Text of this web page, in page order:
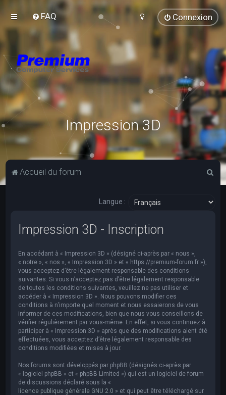
FAQ Connexion
Impression 3D
Accueil du forum
Langue :
Impression 3D - Inscription
En accédant à « Impression 3D » (désigné ci-après par « nous »,
« notre », « nos », « Impression 3D » et « https://premium-forum.fr »),
vous acceptez d’être légalement responsable des conditions
suivantes. Si vous n’acceptez pas d’être légalement responsable
de toutes les conditions suivantes, veuillez ne pas utiliser et
accéder à « Impression 3D ». Nous pouvons modifier ces
conditions à n’importe quel moment et nous essaierons de vous
informer de ces modifications, bien que nous vous conseillons de
vérifier régulièrement par vous-même. En effet, si vous continuez à
participer à « Impression 3D » après que des modifications aient été
effectuées, vous acceptez d’être légalement responsable des
conditions modifiées et mises à jour.
Nos forums sont développés par phpBB (désignés ci-après par
« logiciel phpBB » et « phpBB Limited ») qui est un logiciel de forum
de discussions déclaré sous la «
licence publique générale GNU 2.0 » et qui peut être téléchargé sur